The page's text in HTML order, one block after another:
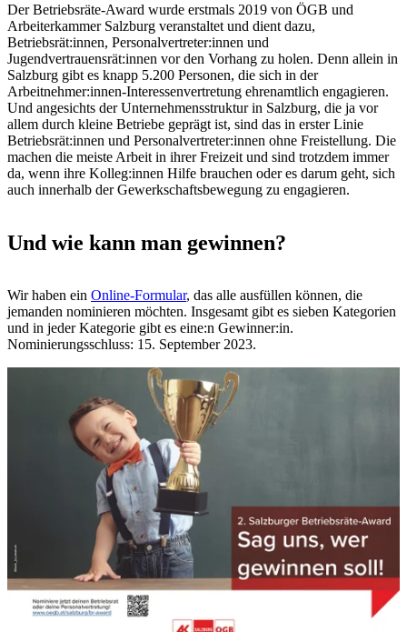
Der Betriebsräte-Award wurde erstmals 2019 von ÖGB und
Arbeiterkammer Salzburg veranstaltet und dient dazu,
Betriebsrät:innen, Personalvertreter:innen und
Jugendvertrauensrät:innen vor den Vorhang zu holen. Denn allein in
Salzburg gibt es knapp 5.200 Personen, die sich in der
Arbeitnehmer:innen-Interessenvertretung ehrenamtlich engagieren.
Und angesichts der Unternehmensstruktur in Salzburg, die ja vor
allem durch kleine Betriebe geprägt ist, sind das in erster Linie
Betriebsrät:innen und Personalvertreter:innen ohne Freistellung. Die
machen die meiste Arbeit in ihrer Freizeit und sind trotzdem immer
da, wenn ihre Kolleg:innen Hilfe brauchen oder es darum geht, sich
auch innerhalb der Gewerkschaftsbewegung zu engagieren.
Und wie kann man gewinnen?
Wir haben ein Online-Formular, das alle ausfüllen können, die
jemanden nominieren möchten. Insgesamt gibt es sieben Kategorien
und in jeder Kategorie gibt es eine:n Gewinner:in.
Nominierungsschluss: 15. September 2023.